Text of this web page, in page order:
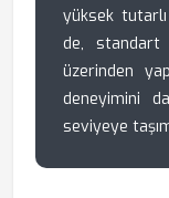
yüksek
de, standart
üzerinden
deneyimini
seviyeye